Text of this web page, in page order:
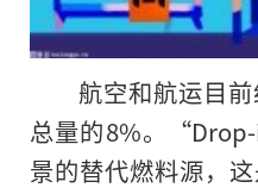
航空和航运目
总量的8%。
景的替代燃料源，